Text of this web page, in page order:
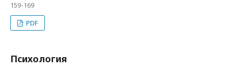
159-169
PDF
Психология